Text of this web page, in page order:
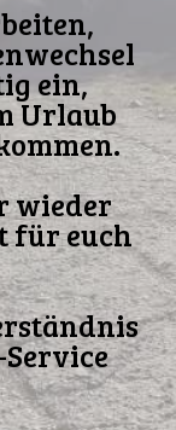
ein,
Urlaub
wieder
für euch